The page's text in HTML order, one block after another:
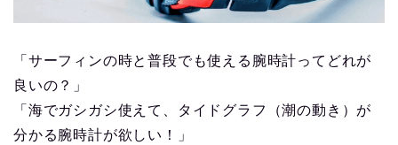
「サーフィンの時と普段でも使える腕時計ってどれが
良いの？」
「海でガシガシ使えて、タイドグラフ（潮の動き）が
分かる腕時計が欲しい！」